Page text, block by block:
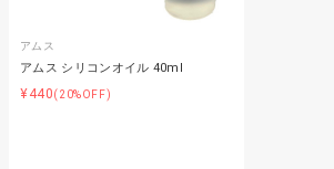
アムス
アムス シリコンオイル 40ml
¥440(20%OFF)